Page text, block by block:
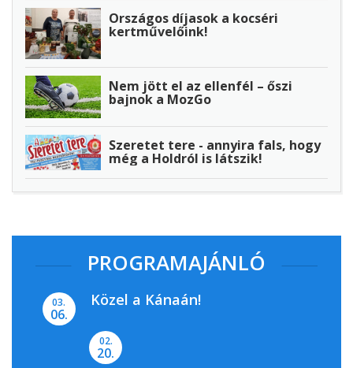
Országos díjasok a kocséri
kertművelőink!
Nem jött el az ellenfél – őszi
bajnok a MozGo
Szeretet tere - annyira fals, hogy
még a Holdról is látszik!
PROGRAMAJÁNLÓ
03.
06.
Közel a Kánaán!
02.
20.